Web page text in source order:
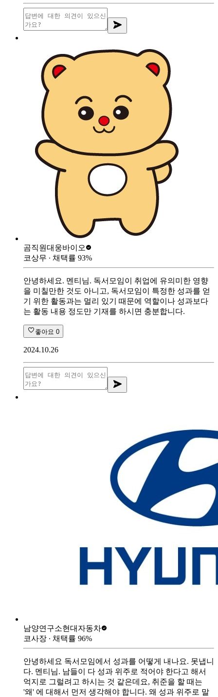
곰직원대웅바이오
코상무 ∙ 채택률 93%
안녕하세요. 멘티님. 독서모임이 취업에 유의미한 영향
을 미칠만한 것도 아니고, 독서모임이 특정한 성과를 얻
기 위한 활동과는 멀리 있기 때문에 역할이나 성과보다
는 활동 내용 정도만 기재를 하시면 충분합니다.
좋아요 0
2024.10.26
남양연구소현대자동차
코사장 ∙ 채택률 96%
안녕하세요 독서모임에서 성과를 어떻게 내나요. 못냅니
다. 멘티님. 남들이 다 성과 위주로 적어야 한다고 해서
억지로 그럴려고 하시는 것 같은데요, 취준을 할 때는
'왜' 에 대해서 먼저 생각해야 합니다. 왜 성과 위주로 말